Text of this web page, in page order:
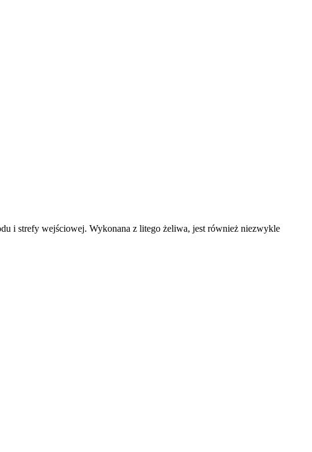
i strefy wejściowej. Wykonana z litego żeliwa, jest również niezwykle